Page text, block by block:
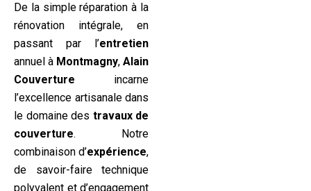
De la simple réparation à la
rénovation intégrale, en
passant par l’entretien
annuel à Montmagny, Alain
Couverture incarne
l’excellence artisanale dans
le domaine des travaux de
couverture. Notre
combinaison d’expérience,
de savoir-faire technique
polyvalent et d’engagement